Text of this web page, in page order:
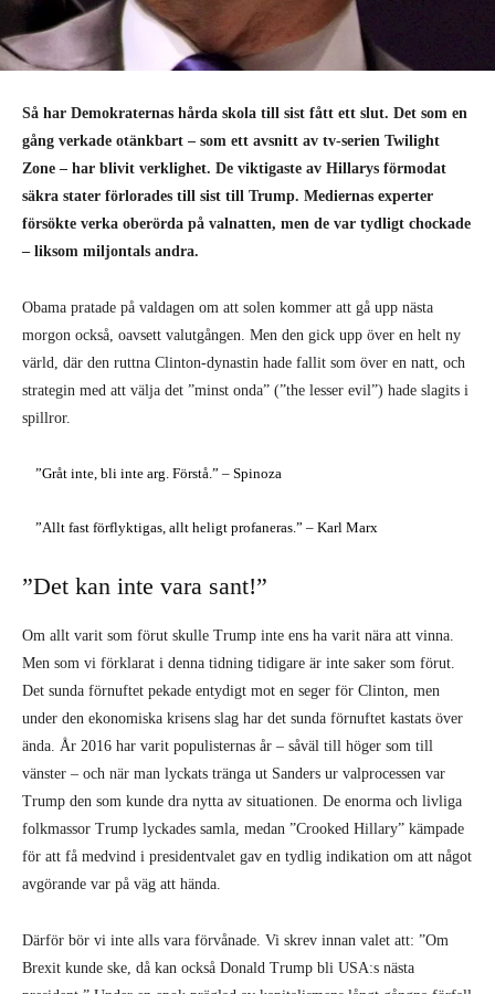
Så har Demokraternas hårda skola till sist fått ett slut. Det som en
gång verkade otänkbart – som ett avsnitt av tv-serien Twilight
Zone – har blivit verklighet. De viktigaste av Hillarys förmodat
säkra stater förlorades till sist till Trump. Mediernas experter
försökte verka oberörda på valnatten, men de var tydligt chockade
– liksom miljontals andra.
Obama pratade på valdagen om att solen kommer att gå upp nästa
morgon också, oavsett valutgången. Men den gick upp över en helt ny
värld, där den ruttna Clinton-dynastin hade fallit som över en natt, och
strategin med att välja det ”minst onda” (”the lesser evil”) hade slagits i
spillror.
”Gråt inte, bli inte arg. Förstå.” – Spinoza
”Allt fast förflyktigas, allt heligt profaneras.” – Karl Marx
”Det kan inte vara sant!”
Om allt varit som förut skulle Trump inte ens ha varit nära att vinna.
Men som vi förklarat i denna tidning tidigare är inte saker som förut.
Det sunda förnuftet pekade entydigt mot en seger för Clinton, men
under den ekonomiska krisens slag har det sunda förnuftet kastats över
ända. År 2016 har varit populisternas år – såväl till höger som till
vänster – och när man lyckats tränga ut Sanders ur valprocessen var
Trump den som kunde dra nytta av situationen. De enorma och livliga
folkmassor Trump lyckades samla, medan ”Crooked Hillary” kämpade
för att få medvind i presidentvalet gav en tydlig indikation om att något
avgörande var på väg att hända.
Därför bör vi inte alls vara förvånade. Vi skrev innan valet att: ”Om
Brexit kunde ske, då kan också Donald Trump bli USA:s nästa